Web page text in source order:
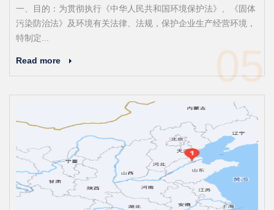
一、目的：为贯彻执行《中华人民共和国环境保护法》、《固体
污染防治法》及环境有关法律、法规，保护企业生产经营环境，
特制定...
Read more 05